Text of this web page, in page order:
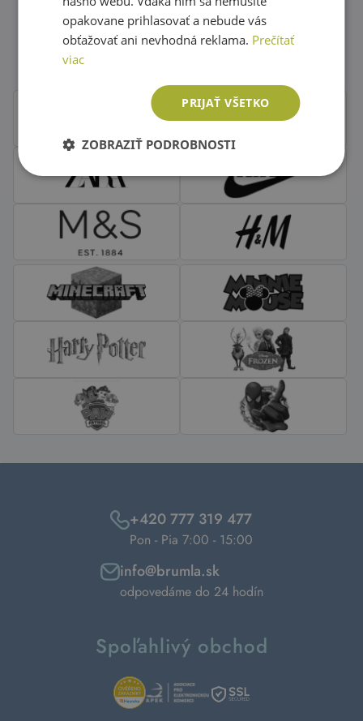
Obľúbené značky second hand
oblečenia
+420 777 319 477
Pon - Pia 7:00 - 15:00
info@brumla.sk
odpovedáme do 24 hodín
Spoľahlivý obchod
opakovane prihlasovať a nebude vás
obťažovať ani nevhodná reklama. Prečítať
viac
PRIJAŤ VŠETKO
ZOBRAZIŤ PODROBNOSTI